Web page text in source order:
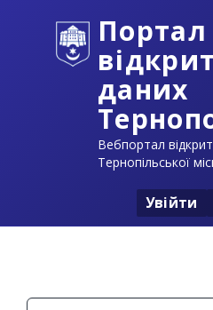
Портал
даних
Вебпортал
Тернопільської
Увійти